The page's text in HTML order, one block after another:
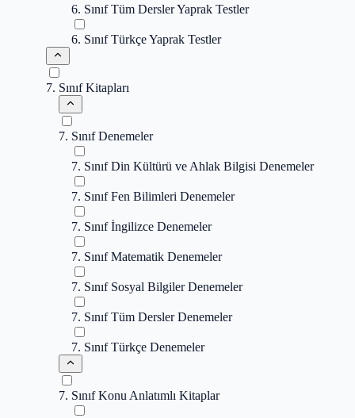
6. Sınıf Tüm Dersler Yaprak Testler
6. Sınıf Türkçe Yaprak Testler
7. Sınıf Kitapları
7. Sınıf Denemeler
7. Sınıf Din Kültürü ve Ahlak Bilgisi Denemeler
7. Sınıf Fen Bilimleri Denemeler
7. Sınıf İngilizce Denemeler
7. Sınıf Matematik Denemeler
7. Sınıf Sosyal Bilgiler Denemeler
7. Sınıf Tüm Dersler Denemeler
7. Sınıf Türkçe Denemeler
7. Sınıf Konu Anlatımlı Kitaplar